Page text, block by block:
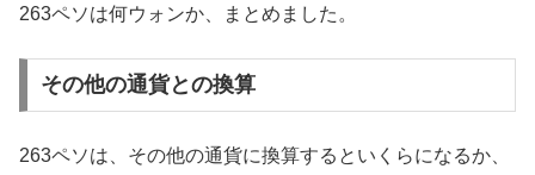
263ペソは何ウォンか、まとめました。
その他の通貨との換算
263ペソは、その他の通貨に換算するといくらになるか、